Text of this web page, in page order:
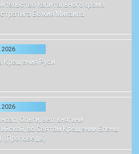
капитального храма
Божия Михаила
Крещения Руси
Ольги, вел. княгини
во Святом Крещении Елены
(Проповедь).